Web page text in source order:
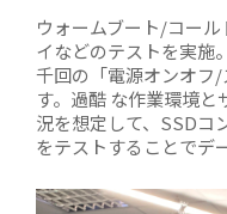
ウォームブート/コー
イなどのテストを実施
千回の「電源オンオフ
す。過酷 な作業環境
況を想定して、SSDコ
をテストすることでデ